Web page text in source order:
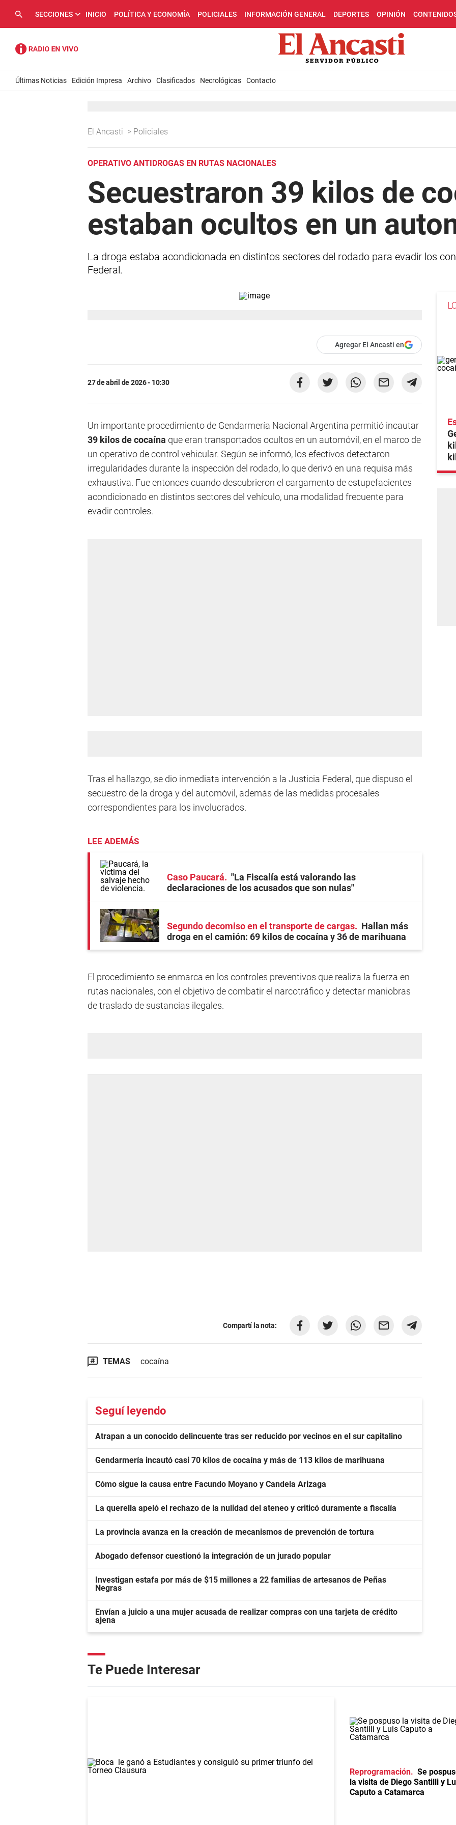
SECCIONES INICIO POLÍTICA Y ECONOMÍA POLICIALES INFORMACIÓN GENERAL DEPORTES OPINIÓN
Últimas Noticias Edición Impresa Archivo Clasificados Necrológicas Contacto
El Ancasti > Policiales
OPERATIVO ANTIDROGAS EN RUTAS NACIONALES
Secuestraron 39 kilos de
estaban ocultos en un
La droga estaba acondicionada en distintos sectores del rodado para evadir los
Federal.
Agregar El Ancasti en
27 de abril de 2026 - 10:30
Un importante procedimiento de Gendarmería Nacional Argentina permitió incautar
39 kilos de cocaína que eran transportados ocultos en un automóvil, en el marco de
un operativo de control vehicular. Según se informó, los efectivos detectaron
irregularidades durante la inspección del rodado, lo que derivó en una requisa más
exhaustiva. Fue entonces cuando descubrieron el cargamento de estupefacientes
acondicionado en distintos sectores del vehículo, una modalidad frecuente para
evadir controles.
Tras el hallazgo, se dio inmediata intervención a la Justicia Federal, que dispuso el
secuestro de la droga y del automóvil, además de las medidas procesales
correspondientes para los involucrados.
LEE ADEMÁS
Caso Paucará
"La Fiscalía está valorando las
declaraciones de los acusados que son nulas"
Segundo decomiso en el transporte de cargas
Hallan más
droga en el camión: 69 kilos de cocaína y 36 de marihuana
El procedimiento se enmarca en los controles preventivos que realiza la fuerza en
rutas nacionales, con el objetivo de combatir el narcotráfico y detectar maniobras
de traslado de sustancias ilegales.
Compartí la nota:
TEMAS cocaína
Seguí leyendo
Atrapan a un conocido delincuente tras ser reducido por vecinos en el sur capitalino
Gendarmería incautó casi 70 kilos de cocaína y más de 113 kilos de marihuana
Cómo sigue la causa entre Facundo Moyano y Candela Arizaga
La querella apeló el rechazo de la nulidad del ateneo y criticó duramente a fiscalía
La provincia avanza en la creación de mecanismos de prevención de tortura
Abogado defensor cuestionó la integración de un jurado popular
Investigan estafa por más de $15 millones a 22 familias de artesanos de Peñas
Negras
Envían a juicio a una mujer acusada de realizar compras con una tarjeta de crédito
ajena
Te Puede Interesar
Reprogramación
Se
la visita de Diego Santilli y
Caputo a Catamarca